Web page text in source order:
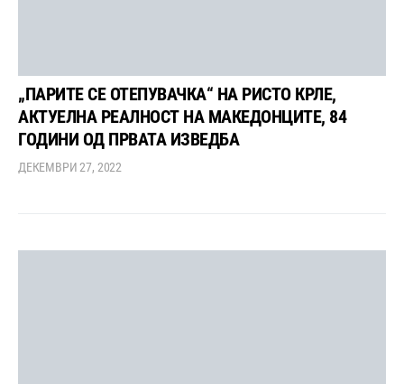
„ПАРИТЕ СЕ ОТЕПУВАЧКА“ НА РИСТО КРЛЕ,
АКТУЕЛНА РЕАЛНОСТ НА МАКЕДОНЦИТЕ, 84
ГОДИНИ ОД ПРВАТА ИЗВЕДБА
ДЕКЕМВРИ 27, 2022